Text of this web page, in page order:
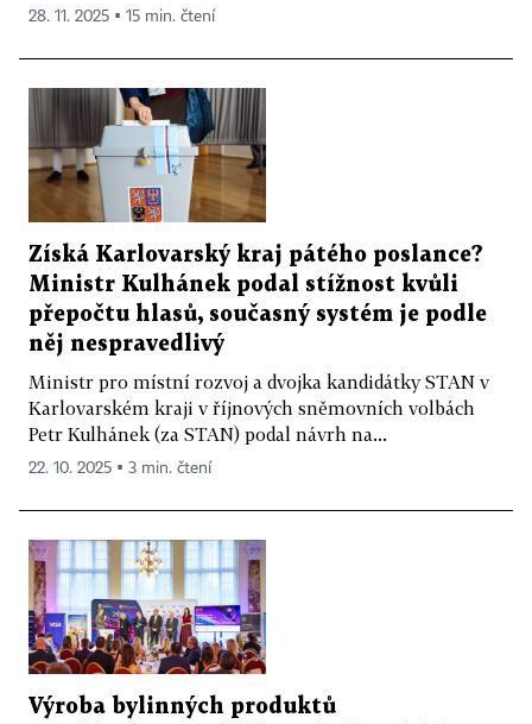
28. 11. 2025 ▪ 15 min. čtení
Získá Karlovarský kraj pátého poslance?
Ministr Kulhánek podal stížnost kvůli
přepočtu hlasů, současný systém je podle
něj nespravedlivý
Ministr pro místní rozvoj a dvojka kandidátky STAN v
Karlovarském kraji v říjnových sněmovních volbách
Petr Kulhánek (za STAN) podal návrh na...
22. 10. 2025 ▪ 3 min. čtení
Výroba bylinných produktů